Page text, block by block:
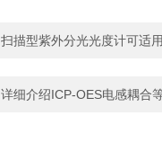
扫描型紫外分光光度计可适
详细介绍ICP-OES电感耦合